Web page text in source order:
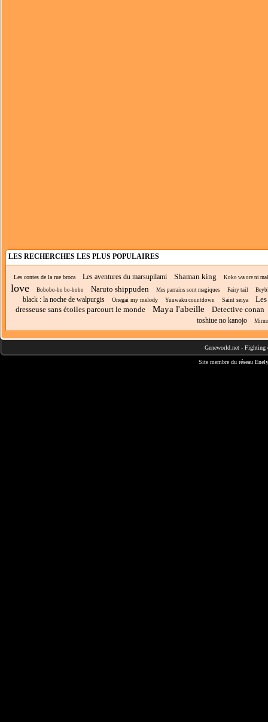
LES RECHERCHES LES PLUS POPULAIRES
Les contes de la rue broca Les aventures du marsupilami Shaman king Koko wa ore ni
love Bobobo-bo bo-bobo Naruto shippuden Mes parrains sont magiques Fairy tail
black : la noche de walpurgis Onegai my melody Yuuwaku countdown Saint seiya
dresseuse sans étoiles parcourt le monde
Maya l'abeille Detective conan
toshiue no kanojo
Geneworld.net - Fighting
Site membre du réseau